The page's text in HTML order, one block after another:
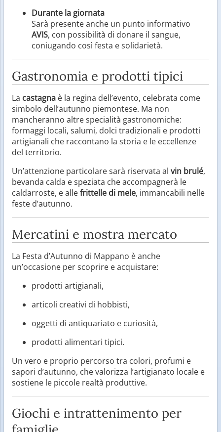
Durante la giornata
Sarà presente anche un punto informativo
AVIS, con possibilità di donare il sangue,
coniugando così festa e solidarietà.
Gastronomia e prodotti tipici
La castagna è la regina dell’evento, celebrata come
simbolo dell’autunno piemontese. Ma non
mancheranno altre specialità gastronomiche:
formaggi locali, salumi, dolci tradizionali e prodotti
artigianali che raccontano la storia e le eccellenze
del territorio.
Un’attenzione particolare sarà riservata al vin brulé,
bevanda calda e speziata che accompagnerà le
caldarroste, e allefrittelle di mele, immancabili nelle
feste d’autunno.
Mercatini e mostra mercato
La Festa d’Autunno di Mappano è anche
un’occasione per scoprire e acquistare:
prodotti artigianali,
articoli creativi di hobbisti,
oggetti di antiquariato e curiosità,
prodotti alimentari tipici.
Un vero e proprio percorso tra colori, profumi e
sapori d’autunno, che valorizza l’artigianato locale e
sostiene le piccole realtà produttive.
Giochi e intrattenimento per